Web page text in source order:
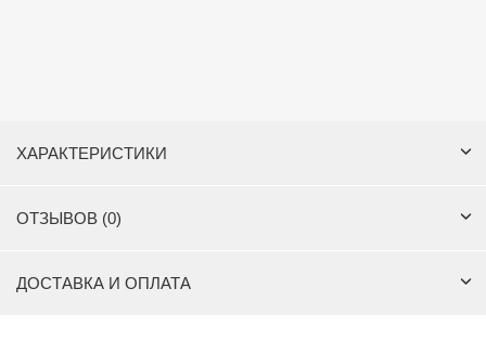
ХАРАКТЕРИСТИКИ
ОТЗЫВОВ (0)
ДОСТАВКА И ОПЛАТА